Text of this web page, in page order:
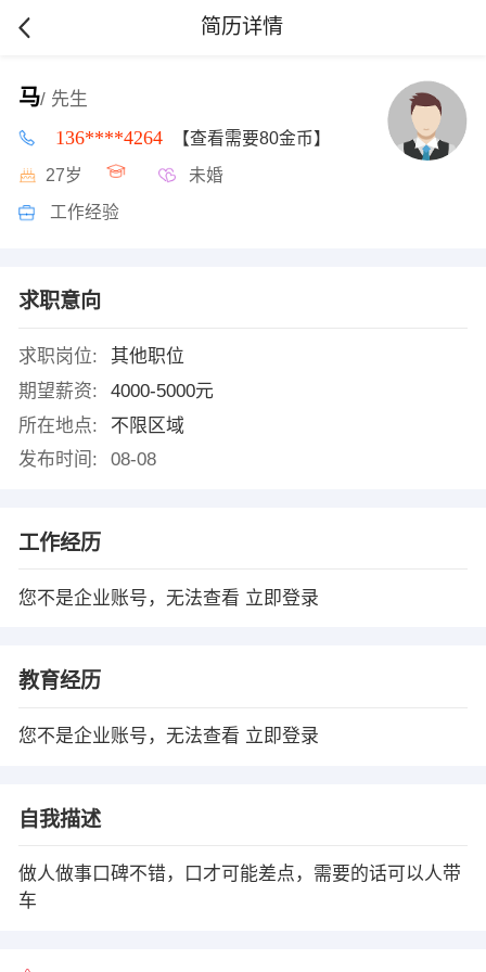
简历详情
马/ 先生
136****4264 【查看需要80金币】
27岁 未婚
工作经验
求职意向
求职岗位:
其他职位
期望薪资:
4000-5000元
所在地点:
不限区域
发布时间:
08-08
工作经历
您不是企业账号，无法查看 立即登录
教育经历
您不是企业账号，无法查看 立即登录
自我描述
做人做事口碑不错，口才可能差点，需要的话可以人带
车